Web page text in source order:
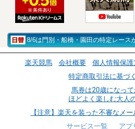
8/6は門別・船橋・園田の特定レース
楽天競馬 会社概要 個人情報保護
特定商取引法に基づ
馬券は20歳になって
ほどよく楽しむ大人
【注意】楽天を装った不審なメ
サービス一覧
アプ